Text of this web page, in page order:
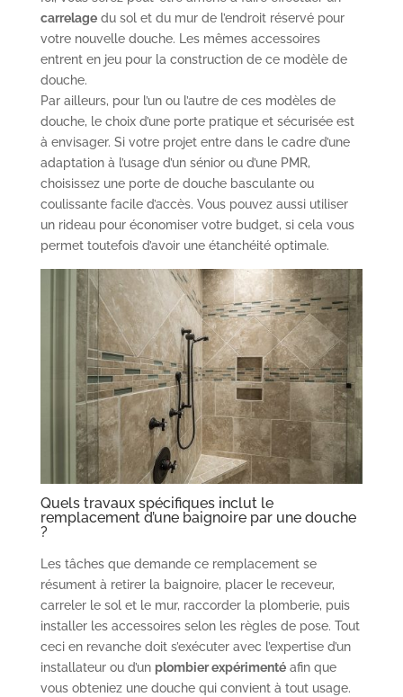
carrelagedu sol et du mur de l’endroit réservé pour
votre nouvelle douche. Les mêmes accessoires
entrent en jeu pour la construction de ce modèle de
douche.
Par ailleurs, pour l’un ou l’autre de ces modèles de
douche, le choix d’une porte pratique et sécurisée est
à envisager. Si votre projet entre dans le cadre d’une
adaptation à l’usage d’un sénior ou d’une PMR,
choisissez une porte de douche basculante ou
coulissante facile d’accès. Vous pouvez aussi utiliser
un rideau pour économiser votre budget, si cela vous
permet toutefois d’avoir une étanchéité optimale.
Quels travaux spécifiques inclut le
remplacement d’une baignoire par une douche
?
Les tâches que demande ce remplacement se
résument à retirer la baignoire, placer le receveur,
carreler le sol et le mur, raccorder la plomberie, puis
installer les accessoires selon les règles de pose. Tout
ceci en revanche doit s’exécuter avec l’expertise d’un
installateur ou d’un plombier expérimentéafin que
vous obteniez une douche qui convient à tout usage.